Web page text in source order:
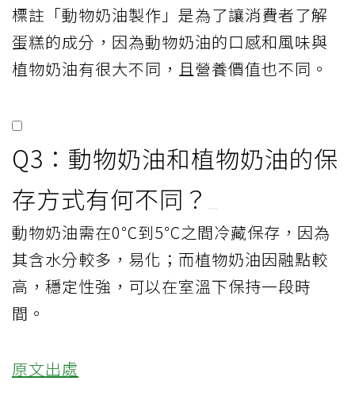
標註「動物奶油製作」是為了讓消費者了解
蛋糕的成分，因為動物奶油的口感和風味與
植物奶油有很大不同，且營養價值也不同。
Q3：動物奶油和植物奶油的保
存方式有何不同？
動物奶油需在0℃到5℃之間冷藏保存，因為
其含水分較多，易化；而植物奶油因融點較
高，穩定性強，可以在室溫下保持一段時
間。
原文出處